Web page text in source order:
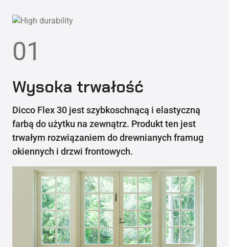
01
Wysoka trwałość
Dicco Flex 30 jest szybkoschnącą i elastyczną
farbą do użytku na zewnątrz. Produkt ten jest
trwałym rozwiązaniem do drewnianych framug
okiennych i drzwi frontowych.